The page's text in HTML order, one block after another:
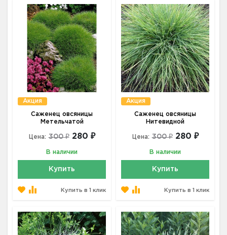
Акция
Саженец овсяницы
Метельчатой
Цена: 300 ₽ 280 ₽
В наличии
Купить
Купить в 1 клик
Акция
Саженец овсяницы
Нитевидной
Цена: 300 ₽ 280 ₽
В наличии
Купить
Купить в 1 клик